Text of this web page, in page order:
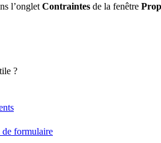
l’ongletContraintes de la fenêtre
?
de formulaire